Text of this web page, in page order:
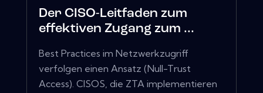
Der CISO-Leitfaden zum
effektiven Zugang zum ...
Best Practices im Netzwerkzugriff
verfolgen einen Ansatz (Null-Trust
Access). CISOS, die ZTA implementieren